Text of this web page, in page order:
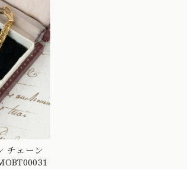
チェーン